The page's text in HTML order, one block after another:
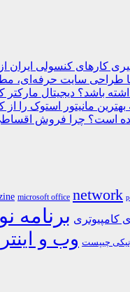
باشد؟
است؟
microsoft office network
کامپیوتری برنامه
چیپست وب و